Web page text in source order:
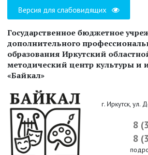
Версия для слабовидящих
Государственное бюджетное
дополнительного
образования Иркутский
методический центр культуры и
«Байкал»
г. Иркутск, ул.
8
8